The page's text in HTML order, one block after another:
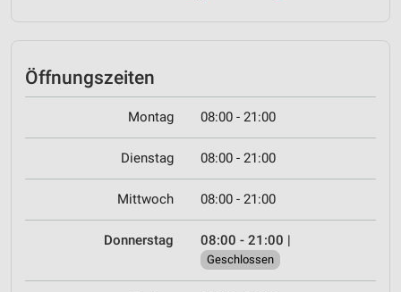
Öffnungszeiten
Montag 08:00 - 21:00
Dienstag 08:00 - 21:00
Mittwoch 08:00 - 21:00
Donnerstag 08:00 - 21:00 |
Geschlossen